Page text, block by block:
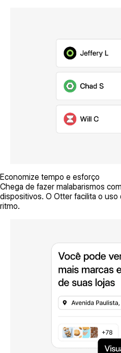
Economize tempo e esforço
Chega de fazer malabarismos
dispositivos. O Otter facilita o
ritmo.